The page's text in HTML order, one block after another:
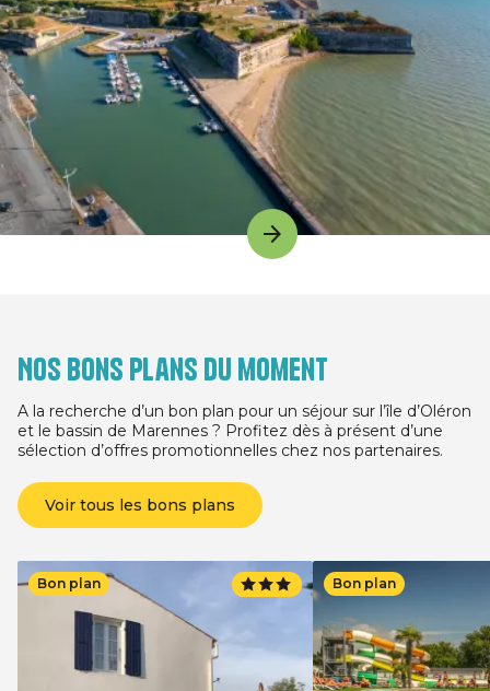
Nos bons plans du moment
A la recherche d’un bon plan pour un séjour sur l’île d’Oléron
et le bassin de Marennes ? Profitez dès à présent d’une
sélection d’offres promotionnelles chez nos partenaires.
Voir tous les bons plans
Bon plan Bon plan